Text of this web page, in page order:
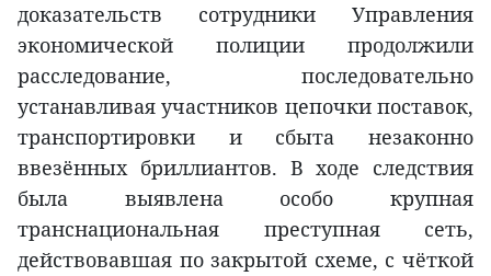
доказательств сотрудники Управления
экономической полиции продолжили
расследование, последовательно
устанавливая участников цепочки поставок,
транспортировки и сбыта незаконно
ввезённых бриллиантов. В ходе следствия
была выявлена особо крупная
транснациональная преступная сеть,
действовавшая по закрытой схеме, с чёткой